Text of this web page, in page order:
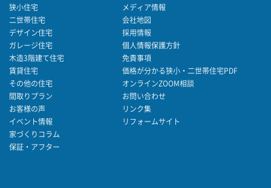
狭小住宅
二世帯住宅
デザイン住宅
ガレージ住宅
木造3階建て住宅
賃貸住宅
その他の住宅
間取りプラン
お客様の声
イベント情報
家づくりコラム
保証・アフター
メディア情報
会社地図
採用情報
個人情報保護方針
免責事項
価格が分かる狭小・二世帯住宅PDF
オンラインZOOM相談
お問い合わせ
リンク集
リフォームサイト